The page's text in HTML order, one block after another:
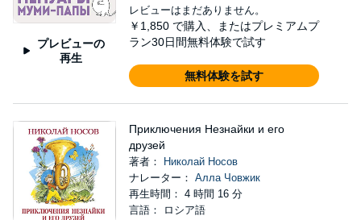
プレビューの
再生
レビューはまだありません。
￥1,850 で購入、またはプレミアムプ
ラン30日間無料体験で試す
無料体験を試す
Приключения Незнайки и его
друзей
著者：
Николай Носов
ナレーター： Алла Човжик
再生時間： 4 時間 16 分
言語： ロシア語